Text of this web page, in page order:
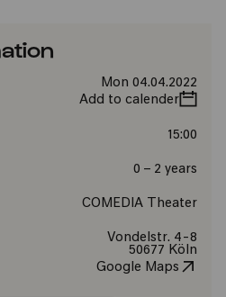
Mon 04.04.2022
Add to calender
15:00
0 – 2 years
COMEDIA Theater
Vondelstr. 4-8
50677 Köln
Google Maps